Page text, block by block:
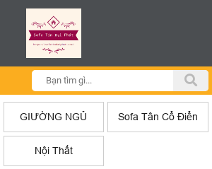
GIƯỜNG NGỦ Sofa Tân Cổ Điển
Nội Thất